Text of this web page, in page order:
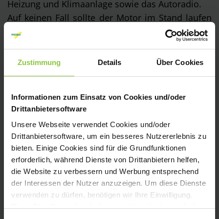
Zustimmung Details Über Cookies
Informationen zum Einsatz von Cookies und/oder
Drittanbietersoftware
Unsere Webseite verwendet Cookies und/oder
Drittanbietersoftware, um ein besseres Nutzererlebnis zu
bieten. Einige Cookies sind für die Grundfunktionen
erforderlich, während Dienste von Drittanbietern helfen,
die Website zu verbessern und Werbung entsprechend
der Interessen der Nutzer anzuzeigen. Um diese Dienste
verwenden zu dürfen, benötigen wir Ihre Einwilligung.
Diese Einwilligung beinhaltet unter Umständen auch die
Heizung und Klimaanlage sowie das Autoradio.
Auf keinen Fall sollte der Motor im Stand laufen
gelassen werden, dies schadet nicht nur dem
Fahrzeug sondern auch der Umwelt und kann
ebenfalls ein Ordnungsgeld wegen
vermieden werden um den Motor zu schonen.
Viele Schwierigkeiten im Winter können z.B.
durch eingebaute Standheizungen vermieden
werden, da der kleine Kühlkreislauf aufgewärmt
wird und damit gleichzeitig Motor und
Innenraum temperiert werden. Dafür benötigt die
Standheizung zwischen 0,6 und 0,7 Liter Benzin